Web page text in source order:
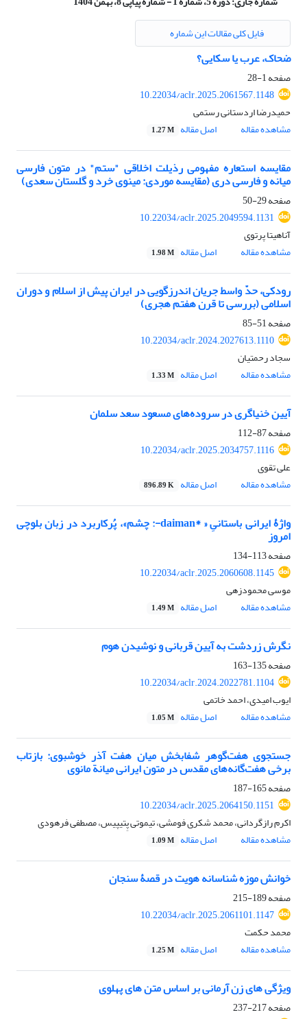
فایل کلی مقالات این شماره
ضحاک، عرب یا سکایی؟
صفحه1-28
10.22034/aclr.2025.2061567.1148
حمیدرضا اردستانی رستمی
مشاهده مقاله
اصل مقاله 1.27 M
مقایسه استعاره مفهومی رذیلت اخلاقی "ستم" در متون فارسی
میانه و فارسی دری (مقایسه موردی: مینوی خرد و گلستان سعدی)
صفحه29-50
10.22034/aclr.2025.2049594.1131
آناهیتا پرتوی
مشاهده مقاله
اصل مقاله 1.98 M
رودکی، حدّ واسط جریان اندرزگویی در ایران پیش از اسلام و دوران
اسلامی (بررسی تا قرن هفتم هجری)
صفحه51-85
10.22034/aclr.2024.2027613.1110
سجاد رحمتیان
مشاهده مقاله
اصل مقاله 1.33 M
آیین خنیاگری در سروده‌های مسعود سعد سلمان
صفحه87-112
10.22034/aclr.2025.2034757.1116
علی تقوی
مشاهده مقاله
اصل مقاله 896.89 K
واژۀ ایرانی باستانیِ « *daiman-: چشم»، پُرکاربرد در زبان بلوچی
امروز
صفحه113-134
10.22034/aclr.2025.2060608.1145
موسی محمودزهی
مشاهده مقاله
اصل مقاله 1.49 M
نگرش زردشت به آیین قربانی‌ و نوشیدن هوم
صفحه135-163
10.22034/aclr.2024.2022781.1104
ایوب امیدی، احمد خاتمی
مشاهده مقاله
اصل مقاله 1.05 M
جستجوی هفت‌گوهر شفابخش میان هفت آذر خوشبوی: بازتاب
برخی هفت‌گانه‌های مقدس در متون ایرانی میانة مانوی
صفحه165-187
10.22034/aclr.2025.2064150.1151
اکرم رازگردانی، محمد شکری فومشی، تیموتی پِتیپیس، مصطفی فرهودی
مشاهده مقاله
اصل مقاله 1.09 M
خوانش موزه‌ شناسانه هویت در قصۀ سنجان
صفحه189-215
10.22034/aclr.2025.2061101.1147
محمد حکمت
مشاهده مقاله
اصل مقاله 1.25 M
ویژگی های زن آرمانی بر اساس متن های پهلوی
صفحه217-237